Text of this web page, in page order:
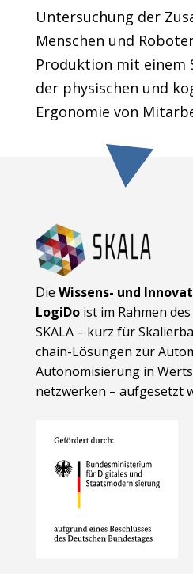
Untersuchung der
Menschen und
Produktion mit einem
der physischen und
Ergonomie von
Die Wissens- und
LogiDoist im Rahmen
SKALA – kurz für
chain-Lösungen zur
Autonomisierung in
netzwerken – aufgesetzt